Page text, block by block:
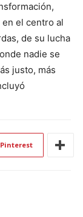
el centro al
de su lucha
nadie se
justo, más
Pinterest